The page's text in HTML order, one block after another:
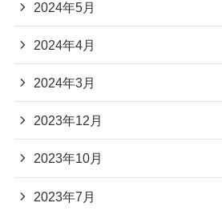
2024年5月
2024年4月
2024年3月
2023年12月
2023年10月
2023年7月